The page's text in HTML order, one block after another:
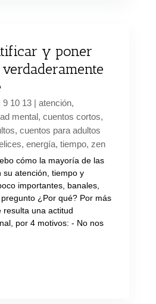
y poner
9 10 13| atención,
mental, cuentos cortos,
, cuentos para adultos
, energía, tiempo, zen
cómo la mayoría de las
su atención, tiempo y
importantes, banales,
¿Por qué? Por más
resulta una actitud
por 4 motivos: - No nos